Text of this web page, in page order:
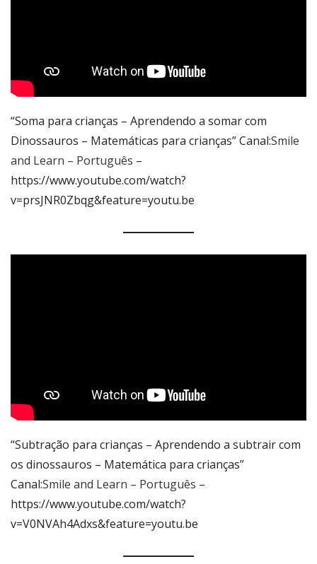
“Soma para crianças – Aprendendo a somar com
Dinossauros – Matemáticas para crianças” Canal:Smile
and Learn – Português –
https://www.youtube.com/watch?
v=prsJNR0Zbqg&feature=youtu.be
“Subtração para crianças – Aprendendo a subtrair com
os dinossauros – Matemática para crianças”
Canal:Smile and Learn – Português –
https://www.youtube.com/watch?
v=V0NVAh4Adxs&feature=youtu.be